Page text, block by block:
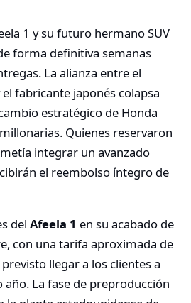
1 y su futuro hermano SUV
forma definitiva semanas
La alianza entre el
fabricante japonés colapsa
estratégico de Honda
Quienes reservaron
integrar un avanzado
el reembolso íntegro de
del Afeela 1 en su acabado de
con una tarifa aproximada de
llegar a los clientes a
La fase de preproducción